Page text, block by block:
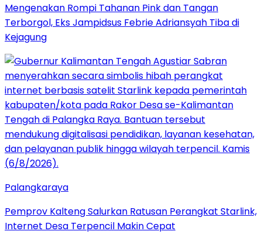
Mengenakan Rompi Tahanan Pink dan Tangan
Terborgol, Eks Jampidsus Febrie Adriansyah Tiba di
Kejagung
Palangkaraya
Pemprov Kalteng Salurkan Ratusan Perangkat Starlink,
Internet Desa Terpencil Makin Cepat